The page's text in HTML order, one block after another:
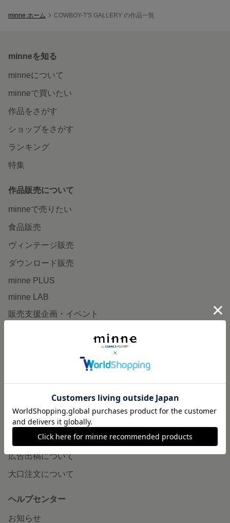
minne ホーム COWBOY-T'S GALLERY の作品一覧
minneを知る
minneについて
minneで買いたい
作品をさがす
ショップをさがす
ランキング
特集
作品販売について
minneで売りたい
食品販売
ヴィンテージ販売
ダウンロード販売
minne PLUS
minne LAB
販売支援企画・イベント
minneとものづくりと
minneの本
企業の方へ
広告出稿について
大口注文について
ヘルプセンター
お知らせ